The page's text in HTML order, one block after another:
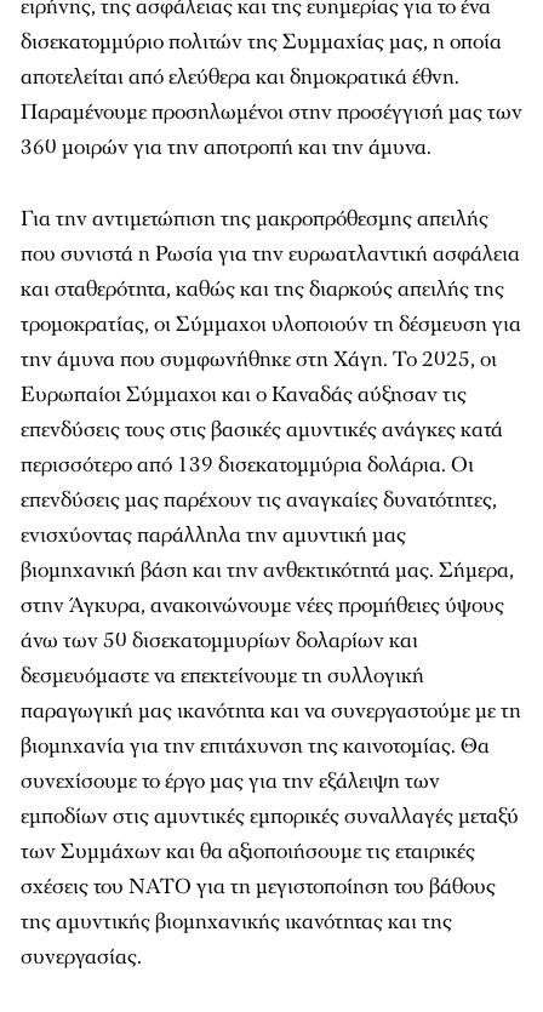
ειρήνης, της ασφάλειας και της ευημερίας για το ένα
δισεκατομμύριο πολιτών της Συμμαχίας μας, η οποία
αποτελείται από ελεύθερα και δημοκρατικά έθνη.
Παραμένουμε προσηλωμένοι στην προσέγγισή μας των
360 μοιρών για την αποτροπή και την άμυνα.
Για την αντιμετώπιση της μακροπρόθεσμης απειλής
που συνιστά η Ρωσία για την ευρωατλαντική ασφάλεια
και σταθερότητα, καθώς και της διαρκούς απειλής της
τρομοκρατίας, οι Σύμμαχοι υλοποιούν τη δέσμευση για
την άμυνα που συμφωνήθηκε στη Χάγη. Το 2025, οι
Ευρωπαίοι Σύμμαχοι και ο Καναδάς αύξησαν τις
επενδύσεις τους στις βασικές αμυντικές ανάγκες κατά
περισσότερο από 139 δισεκατομμύρια δολάρια. Οι
επενδύσεις μας παρέχουν τις αναγκαίες δυνατότητες,
ενισχύοντας παράλληλα την αμυντική μας
βιομηχανική βάση και την ανθεκτικότητά μας. Σήμερα,
στην Άγκυρα, ανακοινώνουμε νέες προμήθειες ύψους
άνω των 50 δισεκατομμυρίων δολαρίων και
δεσμευόμαστε να επεκτείνουμε τη συλλογική
παραγωγική μας ικανότητα και να συνεργαστούμε με τη
βιομηχανία για την επιτάχυνση της καινοτομίας. Θα
συνεχίσουμε το έργο μας για την εξάλειψη των
εμποδίων στις αμυντικές εμπορικές συναλλαγές μεταξύ
των Συμμάχων και θα αξιοποιήσουμε τις εταιρικές
σχέσεις του ΝΑΤΟ για τη μεγιστοποίηση του βάθους
της αμυντικής βιομηχανικής ικανότητας και της
συνεργασίας.